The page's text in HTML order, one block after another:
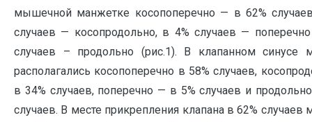
мышечной манжетке косопоперечно — в 62%
случаев — косопродольно, в 4% случаев —
случаев – продольно (рис.1). В клапанном синусе
располагались косопоперечно в 58% случаев,
в 34% случаев, поперечно — в 5% случаев и
случаев. В месте прикрепления клапана в 62% случаев